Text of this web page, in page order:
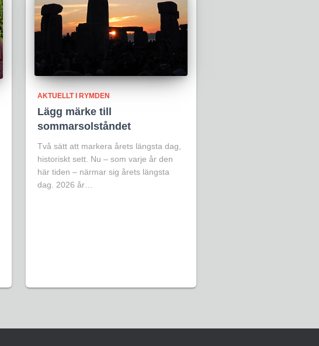
AKTUELLT I RYMDEN
Lägg märke till
sommarsolståndet
Två sätt att markera årets längsta dag,
historiskt sett. Nu – som varje år den
här tiden – närmar sig årets längsta
dag. 2026 år…